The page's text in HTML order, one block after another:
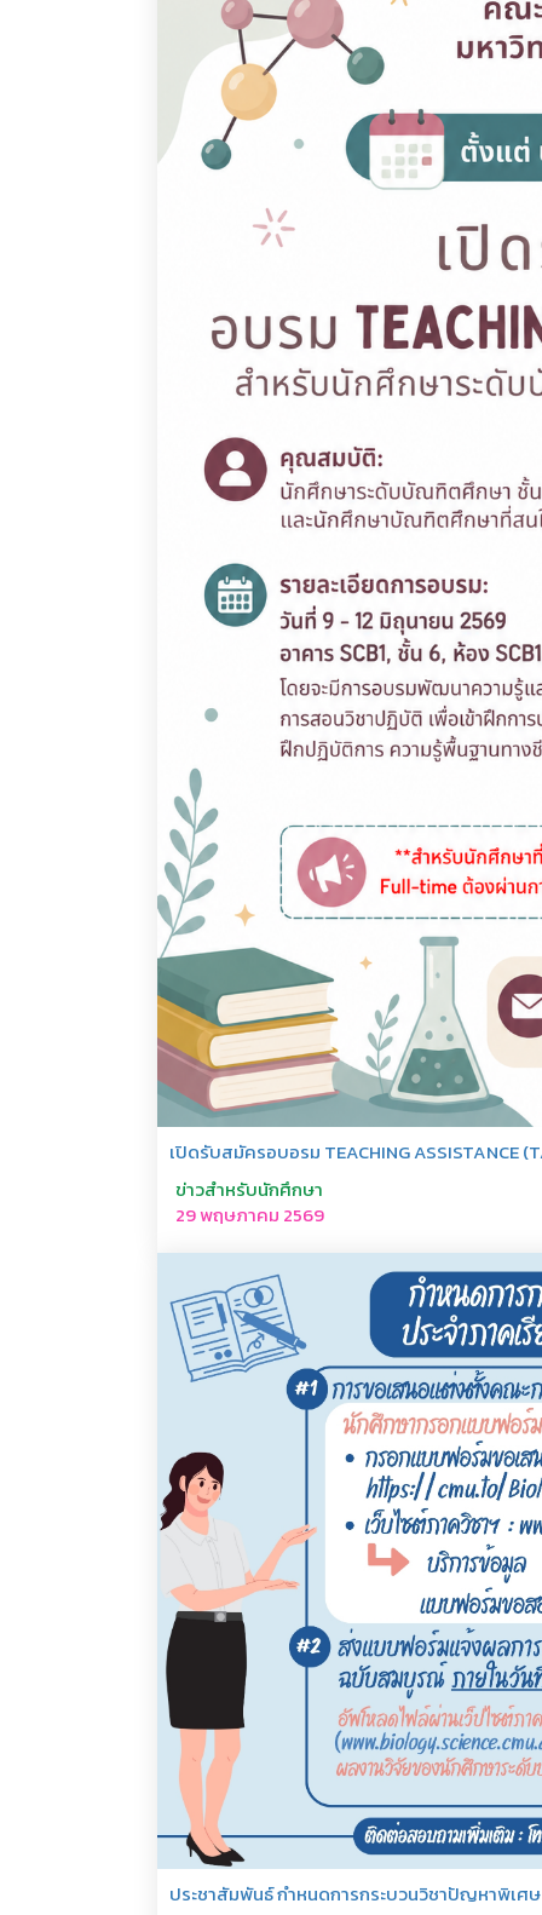
เปิดรับสมัครอบอรม TEACHING ASSISTANCE
ข่าวสำหรับนักศึกษา
29 พฤษภาคม 2569
ประชาสัมพันธ์ กำหนดการกระบวนวิชาปัญหาพิเศ